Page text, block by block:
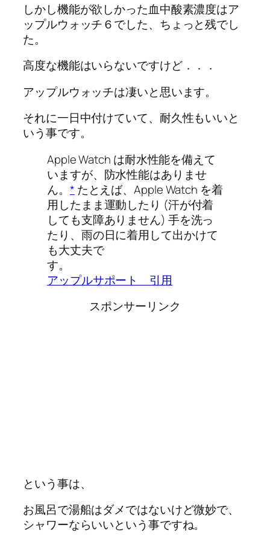
しかし機能が欲しかった血中酸素濃度はア
ップルウォッチ６でした、ちょっと残でし
た。
高度な機能はいらないですけど．．．
アップルウォッチは凄いと思います。
それに一日中付けていて、耐久性もいいと
いう事です。
Apple Watch は耐水性能を備えて
いますが、防水性能はありませ
ん。 * たとえば、Apple Watch を着
用したまま運動したり (汗が付着
しても支障ありません) 手を洗っ
たり、雨の日に着用して出かけて
も大丈夫で
す
アップルサポート 引用
スポンサーリンク
という事は、
お風呂で湯船はダメではないけど微妙で、
シャワーならいいという事ですね。